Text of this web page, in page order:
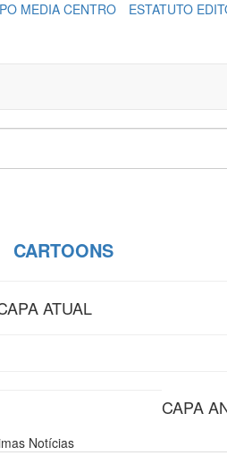
MEDIA CENTRO ESTATUTO
CARTOONS
ATUAL
CAPA
Notícias